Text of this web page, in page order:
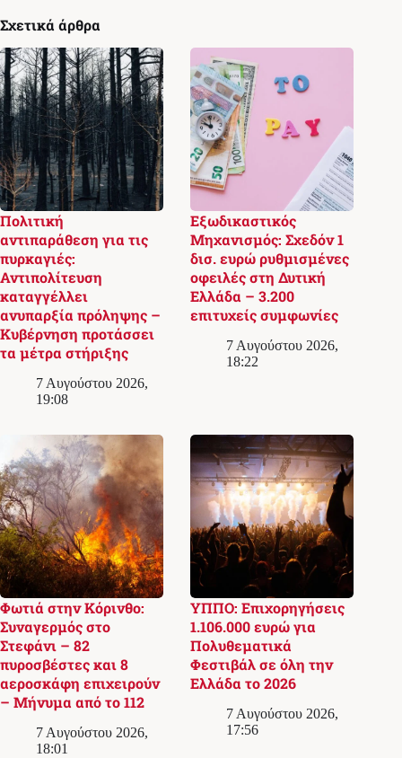
Σχετικά άρθρα
Πολιτική
αντιπαράθεση για τις
πυρκαγιές:
Αντιπολίτευση
καταγγέλλει
ανυπαρξία πρόληψης –
Κυβέρνηση προτάσσει
τα μέτρα στήριξης
7 Αυγούστου 2026,
19:08
Εξωδικαστικός
Μηχανισμός: Σχεδόν 1
δισ. ευρώ ρυθμισμένες
οφειλές στη Δυτική
Ελλάδα – 3.200
επιτυχείς συμφωνίες
7 Αυγούστου 2026,
18:22
Φωτιά στην Κόρινθο:
Συναγερμός στο
Στεφάνι – 82
πυροσβέστες και 8
αεροσκάφη επιχειρούν
– Μήνυμα από το 112
7 Αυγούστου 2026,
18:01
ΥΠΠΟ: Επιχορηγήσεις
1.106.000 ευρώ για
Πολυθεματικά
Φεστιβάλ σε όλη την
Ελλάδα το 2026
7 Αυγούστου 2026,
17:56